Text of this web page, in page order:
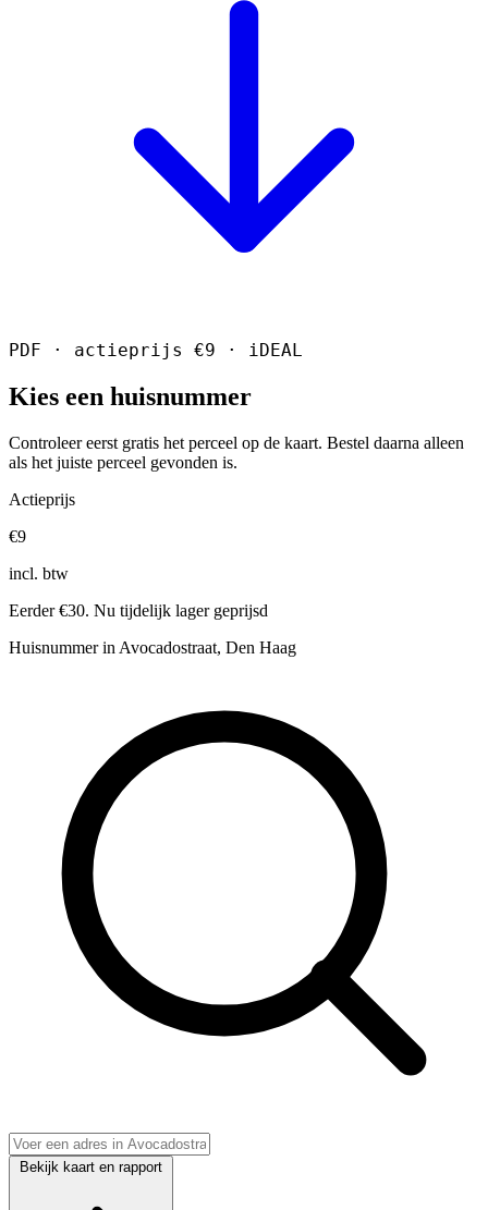
PDF · actieprijs €9 · iDEAL
Kies een huisnummer
Controleer eerst gratis het perceel op de kaart. Bestel daarna alleen
als het juiste perceel gevonden is.
Actieprijs
€9
incl. btw
Eerder €30. Nu tijdelijk lager geprijsd
Huisnummer in Avocadostraat, Den Haag
Bekijk kaart en rapport